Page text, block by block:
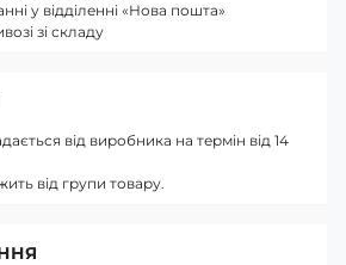
у відділенні «Нова пошта»
зі складу
від виробника на термін від 14
від групи товару.